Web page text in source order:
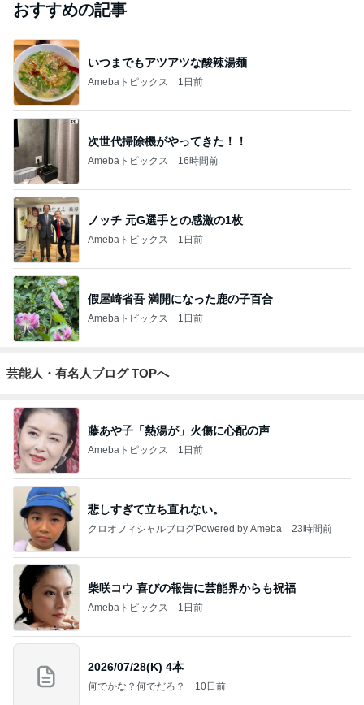
おすすめの記事
いつまでもアツアツな酸辣湯麺
Amebaトピックス 1日前
次世代掃除機がやってきた！！
Amebaトピックス 16時間前
ノッチ 元G選手との感激の1枚
Amebaトピックス 1日前
假屋崎省吾 満開になった鹿の子百合
Amebaトピックス 1日前
芸能人・有名人ブログ TOPへ
藤あや子「熱湯が」火傷に心配の声
Amebaトピックス 1日前
悲しすぎて立ち直れない。
クロオフィシャルブログPowered by Ameba 23時間前
柴咲コウ 喜びの報告に芸能界からも祝福
Amebaトピックス 1日前
2026/07/28(K) 4本
何でかな？何でだろ？ 10日前